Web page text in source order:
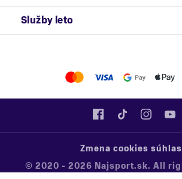
Služby leto
© 2020 - 2026 Najsport.sk. All
Zmena cookies